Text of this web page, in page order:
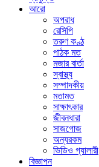
আরো
অপরাধ
রেসিপি
তরুণ কণ্ঠ
পাঠক মত
মজার বার্তা
স্বাস্থ্য
সম্পাদকীয়
মতামত
সাক্ষাৎকার
জীবনধারা
সাজগোজ
অন্যরকম
ভিডিও গ্যালারী
বিজ্ঞাপন